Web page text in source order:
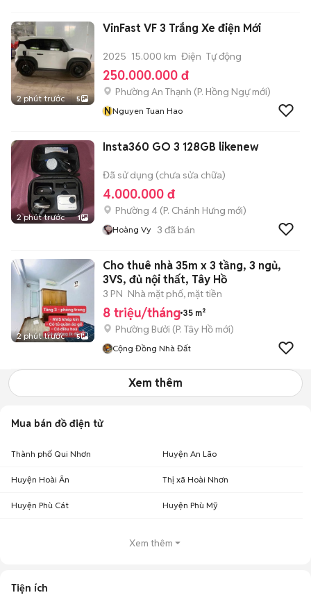
2 phút trước 5
VinFast VF 3 Trắng Xe điện Mới
2025 15.000 km Điện Tự động
250.000.000 đ
Phường An Thạnh (P. Hồng Ngựmới)
NNguyen Tuan Hao
2 phút trước 1
Insta360 GO 3 128GB likenew
Đã sử dụng (chưa sửa chữa)
4.000.000 đ
Phường 4 (P. Chánh Hưng mới)
Hoàng Vy 3 đã bán
2 phút trước 5
Cho thuê nhà 35m x 3 tầng, 3 ngủ,
3VS, đủ nội thất, Tây Hồ
3 PN Nhà mặt phố, mặt tiền
8 triệu/tháng 35 m²
Phường Bưởi (P. Tây Hồ mới)
Cộng Đồng Nhà Đất
Xem thêm
Mua bán đồ điện tử
Thành phố Qui Nhơn Huyện An Lão
Huyện Hoài Ân Thị xã Hoài Nhơn
Huyện Phù Cát Huyện Phù Mỹ
Xem thêm
Tiện ích